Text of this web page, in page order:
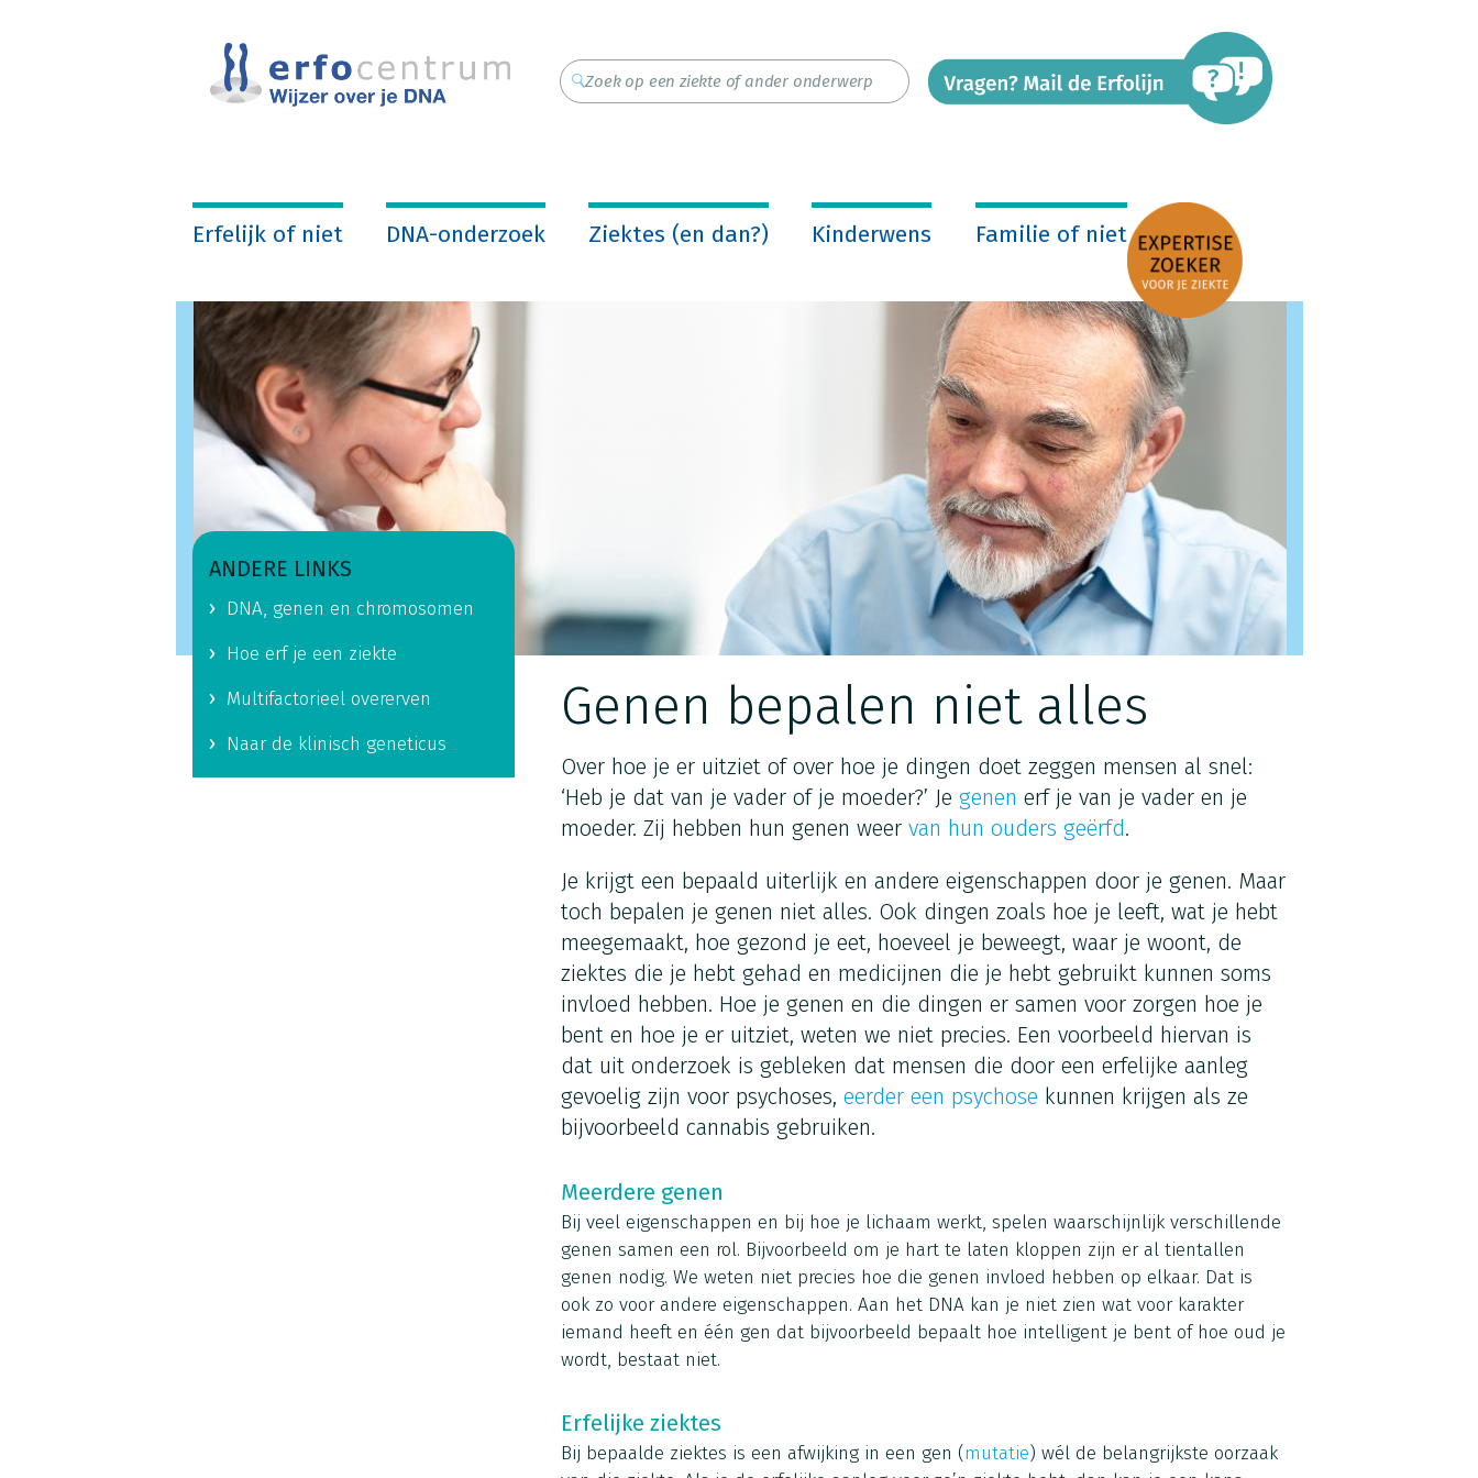
Erfelijk of niet DNA-onderzoek Ziektes (en dan?) Kinderwens Familie of niet
Genen bepalen niet alles
Over hoe je er uitziet of over hoe je dingen doet zeggen mensen al snel:
‘Heb je dat van je vader of je moeder?’ Je genen erf je van je vader en je
moeder. Zij hebben hun genen weer van hun ouders geërfd.
Je krijgt een bepaald uiterlijk en andere eigenschappen door je genen. Maar
toch bepalen je genen niet alles. Ook dingen zoals hoe je leeft, wat je hebt
meegemaakt, hoe gezond je eet, hoeveel je beweegt, waar je woont, de
ziektes die je hebt gehad en medicijnen die je hebt gebruikt kunnen soms
invloed hebben. Hoe je genen en die dingen er samen voor zorgen hoe je
bent en hoe je er uitziet, weten we niet precies. Een voorbeeld hiervan is
dat uit onderzoek is gebleken dat mensen die door een erfelijke aanleg
gevoelig zijn voor psychoses, eerder een psychose kunnen krijgen als ze
bijvoorbeeld cannabis gebruiken.
Meerdere genen
Bij veel eigenschappen en bij hoe je lichaam werkt, spelen waarschijnlijk verschillende
genen samen een rol. Bijvoorbeeld om je hart te laten kloppen zijn er al tientallen
genen nodig. We weten niet precies hoe die genen invloed hebben op elkaar. Dat is
ook zo voor andere eigenschappen. Aan het DNA kan je niet zien wat voor karakter
iemand heeft en één gen dat bijvoorbeeld bepaalt hoe intelligent je bent of hoe oud je
wordt, bestaat niet.
Erfelijke ziektes
Bij bepaalde ziektes is een afwijking in een gen (mutatie) wél de belangrijkste oorzaak
ANDERE LINKS
DNA, genen en chromosomen
Hoe erf je een ziekte
Multifactorieel overerven
Naar de klinisch geneticus